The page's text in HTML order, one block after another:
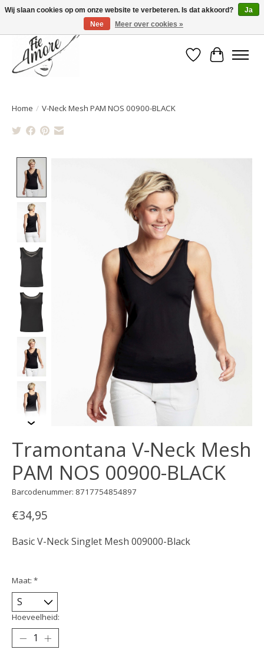
Verlanglijst
Home / V-Neck Mesh PAM NOS 00900-BLACK
Tramontana V-Neck Mesh
PAM NOS 00900-BLACK
Barcodenummer: 8717754854897
€34,95
Basic V-Neck Singlet Mesh 009000-Black
Maat: *
Hoeveelheid:
Wij slaan cookies op om onze website te verbeteren. Is dat akkoord?
Ja
Nee
Meer over cookies »